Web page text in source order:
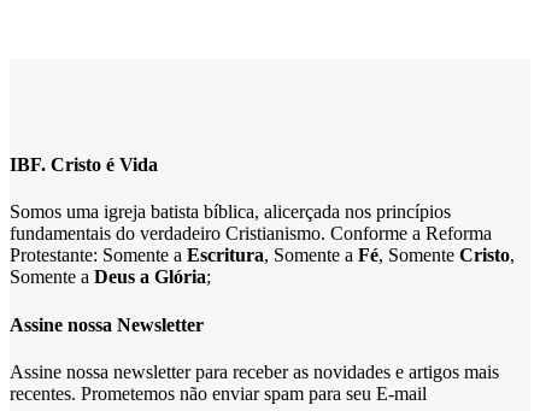
IBF. Cristo é Vida
Somos uma igreja batista bíblica, alicerçada nos princípios
fundamentais do verdadeiro Cristianismo. Conforme a Reforma
Protestante: Somente a Escritura, Somente a Fé, Somente Cristo,
Somente a Deus a Glória;
Assine nossa Newsletter
Assine nossa newsletter para receber as novidades e artigos mais
recentes. Prometemos não enviar spam para seu E-mail